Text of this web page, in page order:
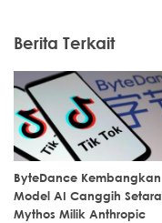
Berita Terkait
ByteDance Kembangkan
Model AI Canggih Setara
Mythos Milik Anthropic